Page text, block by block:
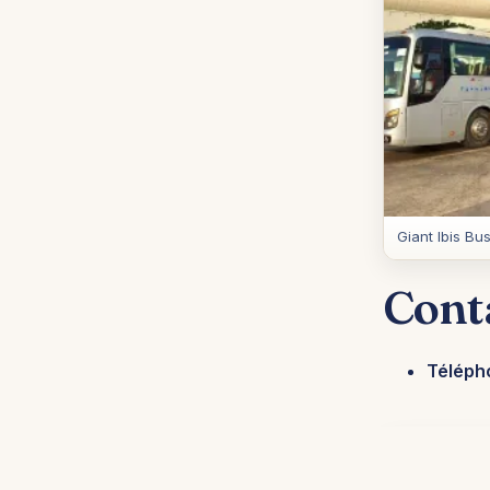
Giant Ibis